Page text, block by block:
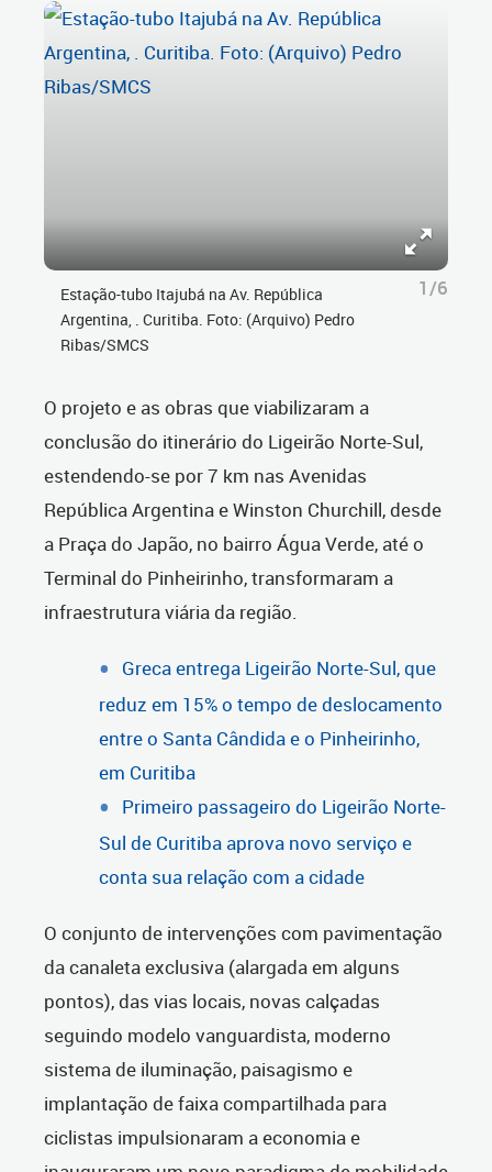
Estação-tubo Itajubá na Av. República
Argentina, . Curitiba. Foto: (Arquivo) Pedro
Ribas/SMCS
1/6
O projeto e as obras que viabilizaram a
conclusão do itinerário do Ligeirão Norte-Sul,
estendendo-se por 7 km nas Avenidas
República Argentina e Winston Churchill, desde
a Praça do Japão, no bairro Água Verde, até o
Terminal do Pinheirinho, transformaram a
infraestrutura viária da região.
Greca entrega Ligeirão Norte-Sul, que
reduz em 15% o tempo de deslocamento
entre o Santa Cândida e o Pinheirinho,
em Curitiba
Primeiro passageiro do Ligeirão Norte-
Sul de Curitiba aprova novo serviço e
conta sua relação com a cidade
O conjunto de intervenções com pavimentação
da canaleta exclusiva (alargada em alguns
pontos), das vias locais, novas calçadas
seguindo modelo vanguardista, moderno
sistema de iluminação, paisagismo e
implantação de faixa compartilhada para
ciclistas impulsionaram a economia e